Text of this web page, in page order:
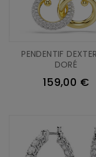
PENDENTIF
DORÉ
159,00 €